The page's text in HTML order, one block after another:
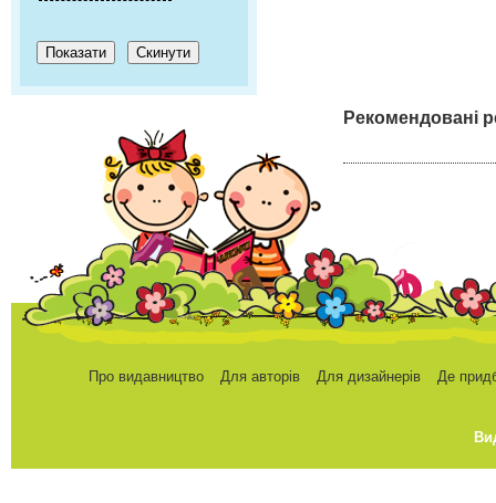
Рекомендовані
Про видавництво Для авторів Для дизайнерів Де